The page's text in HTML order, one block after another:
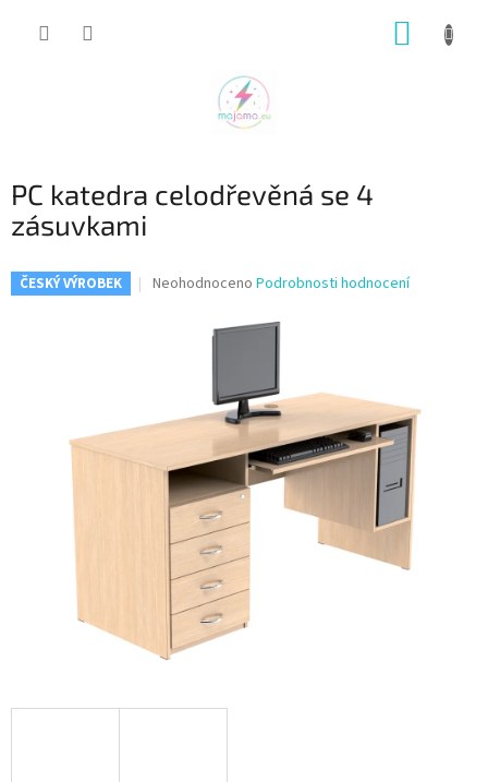
PC katedra celodřevěná se 4
zásuvkami
ČESKÝ VÝROBEK
Průměrné
hvězdiček.
Neohodnoceno Podrobnosti hodnocení